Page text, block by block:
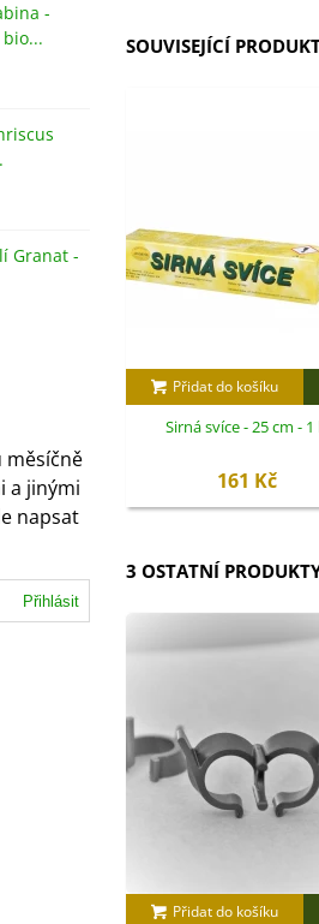
-
Granat -
vulgaris - bio
BIO Bazalka
Ocimum
BIO Stévie
rebaudiana -
měsíčně
a jinými
napsat
Přihlásit
SOUVISEJÍCÍ
Přidat do košíku
Sirná svíce - 25 cm - 1
161 Kč
3 OSTATNÍ
Přidat do košíku